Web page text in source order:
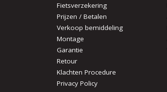
Fietsverzekering
Prijzen / Betalen
Verkoop bemiddeling
Montage
Garantie
Retour
Klachten Procedure
Privacy Policy